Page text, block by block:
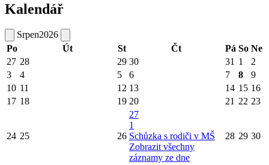
Kalendář
Srpen2026
Po
Út St Čt Pá So Ne
27 28 29 30 31 1
2
3
4 5 6 7 8
9
10 11 12 13 14 15 16
17 18 19 20 21 22 23
24 25 26
27
1
Schůzka s rodiči v MŠ
Zobrazit všechny
záznamy ze dne
28 29 30